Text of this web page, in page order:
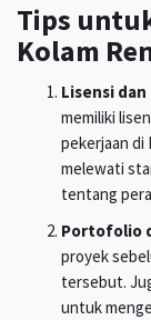
Tips
Kolam
Lisensi
memiliki
pekerjaan di
melewati
tentang
Portofolio
proyek
tersebut.
untuk